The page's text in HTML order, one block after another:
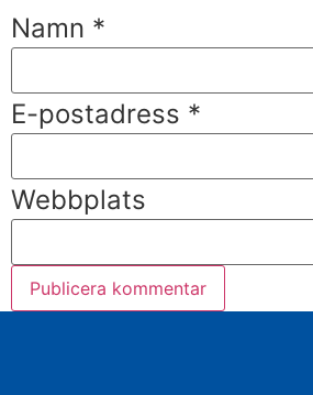
Namn *
E-postadress *
Webbplats